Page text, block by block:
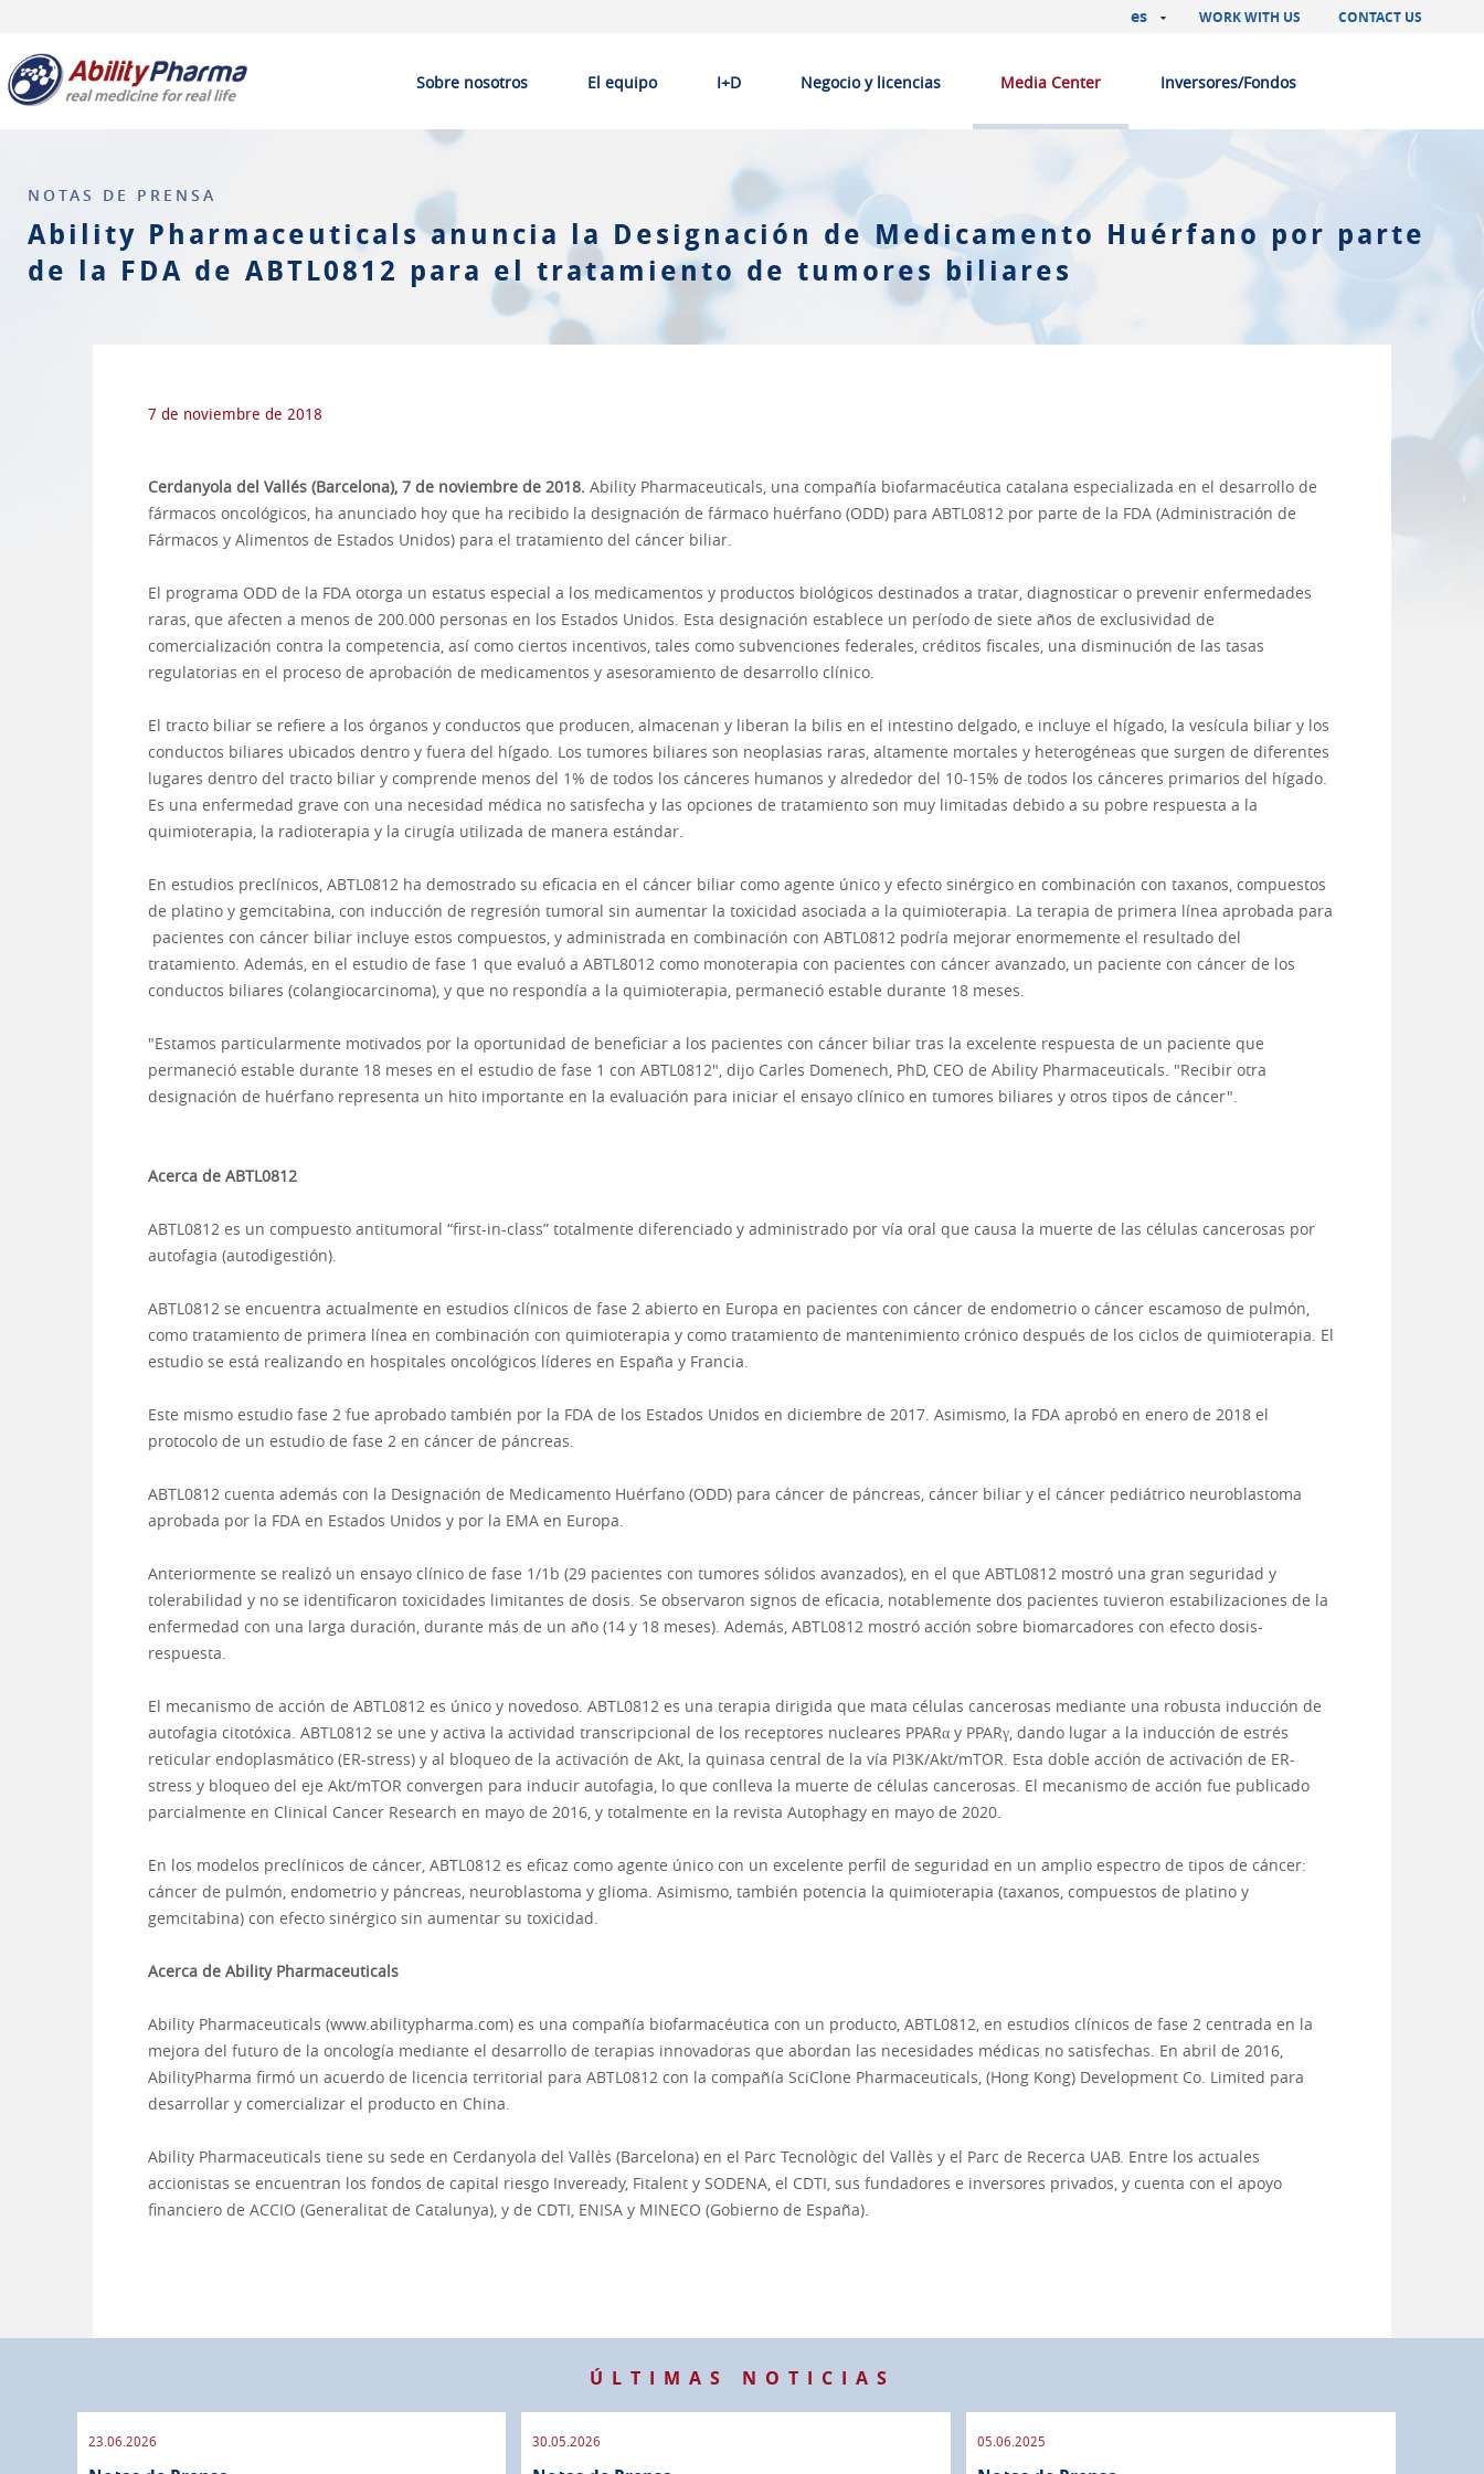
WORK WITH US CONTACT US
es
Sobre nosotros El equipo I+D Negocio y licencias Media Center Inversores/Fondos
NOTAS DE PRENSA
Ability Pharmaceuticals anuncia la Designación de Medicamento Huérfano por parte
de la FDA de ABTL0812 para el tratamiento de tumores biliares
7 de noviembre de 2018
Cerdanyola del Vallés (Barcelona), 7 de noviembre de 2018.Ability Pharmaceuticals, una compañía biofarmacéutica catalana especializada en el desarrollo de
fármacos oncológicos, ha anunciado hoy que ha recibido la designación de fármaco huérfano (ODD) para ABTL0812 por parte de la FDA (Administración de
Fármacos y Alimentos de Estados Unidos) para el tratamiento del cáncer biliar.
El programa ODD de la FDA otorga un estatus especial a los medicamentos y productos biológicos destinados a tratar, diagnosticar o prevenir enfermedades
raras, que afecten a menos de 200.000 personas en los Estados Unidos. Esta designación establece un período de siete años de exclusividad de
comercialización contra la competencia, así como ciertos incentivos, tales como subvenciones federales, créditos fiscales, una disminución de las tasas
regulatorias en el proceso de aprobación de medicamentos y asesoramiento de desarrollo clínico.
El tracto biliar se refiere a los órganos y conductos que producen, almacenan y liberan la bilis en el intestino delgado, e incluye el hígado, la vesícula biliar y los
conductos biliares ubicados dentro y fuera del hígado. Los tumores biliares son neoplasias raras, altamente mortales y heterogéneas que surgen de diferentes
lugares dentro del tracto biliar y comprende menos del 1% de todos los cánceres humanos y alrededor del 10-15% de todos los cánceres primarios del hígado.
Es una enfermedad grave con una necesidad médica no satisfecha y las opciones de tratamiento son muy limitadas debido a su pobre respuesta a la
quimioterapia, la radioterapia y la cirugía utilizada de manera estándar.
En estudios preclínicos, ABTL0812 ha demostrado su eficacia en el cáncer biliar como agente único y efecto sinérgico en combinación con taxanos, compuestos
de platino y gemcitabina, con inducción de regresión tumoral sin aumentar la toxicidad asociada a la quimioterapia. La terapia de primera línea aprobada para
pacientes con cáncer biliar incluye estos compuestos, y administrada en combinación con ABTL0812 podría mejorar enormemente el resultado del
tratamiento. Además, en el estudio de fase 1 que evaluó a ABTL8012 como monoterapia con pacientes con cáncer avanzado, un paciente con cáncer de los
conductos biliares (colangiocarcinoma), y que no respondía a la quimioterapia, permaneció estable durante 18 meses.
"Estamos particularmente motivados por la oportunidad de beneficiar a los pacientes con cáncer biliar tras la excelente respuesta de un paciente que
permaneció estable durante 18 meses en el estudio de fase 1 con ABTL0812", dijo Carles Domenech, PhD, CEO de Ability Pharmaceuticals. "Recibir otra
designación de huérfano representa un hito importante en la evaluación para iniciar el ensayo clínico en tumores biliares y otros tipos de cáncer".
Acerca de ABTL0812
ABTL0812 es un compuesto antitumoral “first-in-class” totalmente diferenciado y administrado por vía oral que causa la muerte de las células cancerosas por
autofagia (autodigestión).
ABTL0812 se encuentra actualmente en estudios clínicos de fase 2 abierto en Europa en pacientes con cáncer de endometrio o cáncer escamoso de pulmón,
como tratamiento de primera línea en combinación con quimioterapia y como tratamiento de mantenimiento crónico después de los ciclos de quimioterapia. El
estudio se está realizando en hospitales oncológicos líderes en España y Francia.
Este mismo estudio fase 2 fue aprobado también por la FDA de los Estados Unidos en diciembre de 2017. Asimismo, la FDA aprobó en enero de 2018 el
protocolo de un estudio de fase 2 en cáncer de páncreas.
ABTL0812 cuenta además con la Designación de Medicamento Huérfano (ODD) para cáncer de páncreas, cáncer biliar y el cáncer pediátrico neuroblastoma
aprobada por la FDA en Estados Unidos y por la EMA en Europa.
Anteriormente se realizó un ensayo clínico de fase 1/1b (29 pacientes con tumores sólidos avanzados), en el que ABTL0812 mostró una gran seguridad y
tolerabilidad y no se identificaron toxicidades limitantes de dosis. Se observaron signos de eficacia, notablemente dos pacientes tuvieron estabilizaciones de la
enfermedad con una larga duración, durante más de un año (14 y 18 meses). Además, ABTL0812 mostró acción sobre biomarcadores con efecto dosis-
respuesta.
El mecanismo de acción de ABTL0812 es único y novedoso. ABTL0812 es una terapia dirigida que mata células cancerosas mediante una robusta inducción de
autofagia citotóxica. ABTL0812 se une y activa la actividad transcripcional de los receptores nucleares PPARα y PPARγ, dando lugar a la inducción de estrés
reticular endoplasmático (ER-stress) y al bloqueo de la activación de Akt, la quinasa central de la vía PI3K/Akt/mTOR. Esta doble acción de activación de ER-
stress y bloqueo del eje Akt/mTOR convergen para inducir autofagia, lo que conlleva la muerte de células cancerosas. El mecanismo de acción fue publicado
parcialmente en Clinical Cancer Research en mayo de 2016, y totalmente en la revista Autophagy en mayo de 2020.
En los modelos preclínicos de cáncer, ABTL0812 es eficaz como agente único con un excelente perfil de seguridad en un amplio espectro de tipos de cáncer:
cáncer de pulmón, endometrio y páncreas, neuroblastoma y glioma. Asimismo, también potencia la quimioterapia (taxanos, compuestos de platino y
gemcitabina) con efecto sinérgico sin aumentar su toxicidad.
Acerca de Ability Pharmaceuticals
Ability Pharmaceuticals (www.abilitypharma.com) es una compañía biofarmacéutica con un producto, ABTL0812, en estudios clínicos de fase 2 centrada en la
mejora del futuro de la oncología mediante el desarrollo de terapias innovadoras que abordan las necesidades médicas no satisfechas. En abril de 2016,
AbilityPharma firmó un acuerdo de licencia territorial para ABTL0812 con la compañía SciClone Pharmaceuticals, (Hong Kong) Development Co. Limited para
desarrollar y comercializar el producto en China.
Ability Pharmaceuticals tiene su sede en Cerdanyola del Vallès (Barcelona) en el Parc Tecnològic del Vallès y el Parc de Recerca UAB. Entre los actuales
accionistas se encuentran los fondos de capital riesgo Inveready, Fitalent y SODENA, el CDTI, sus fundadores e inversores privados, y cuenta con el apoyo
financiero de ACCIO (Generalitat de Catalunya), y de CDTI, ENISA y MINECO (Gobierno de España).
ÚLTIMAS NOTICIAS
23.06.2026 30.05.2026 05.06.2025